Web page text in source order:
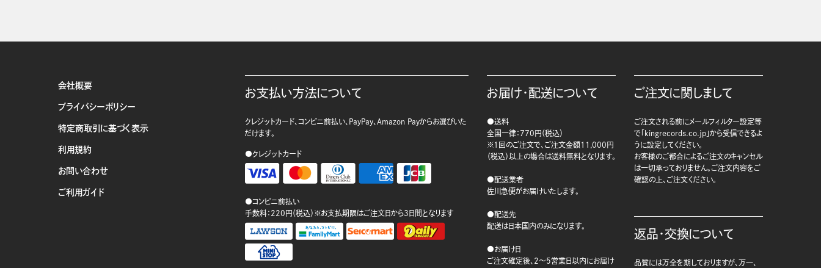
会社概要
プライバシーポリシー
特定商取引に基づく表示
利用規約
お問い合わせ
ご利用ガイド
お支払い方法について
クレジットカード、コンビニ前払い、PayPay、Amazon Payからお選びいた
だけます。
●クレジットカード
●コンビニ前払い
手数料：220円（税込）※お支払期限はご注文日から3日間となります
お届け・配送について
●送料
全国一律：770円（税込）
※1回のご注文で、ご注文金額11,000円
（税込）以上の場合は送料無料となります。
●配送業者
佐川急便がお届けいたします。
●配送先
配送は日本国内のみになります。
●お届け日
ご注文確定後、2～5営業日以内にお届け
ご注文に関しまして
ご注文される前にメールフィルター設定等
で「kingrecords.co.jp」から受信できるよ
うに設定してください。
お客様のご都合によるご注文のキャンセル
は一切承っておりません。ご注文内容をご
確認の上、ご注文ください。
返品・交換について
品質には万全を期しておりますが、万一、